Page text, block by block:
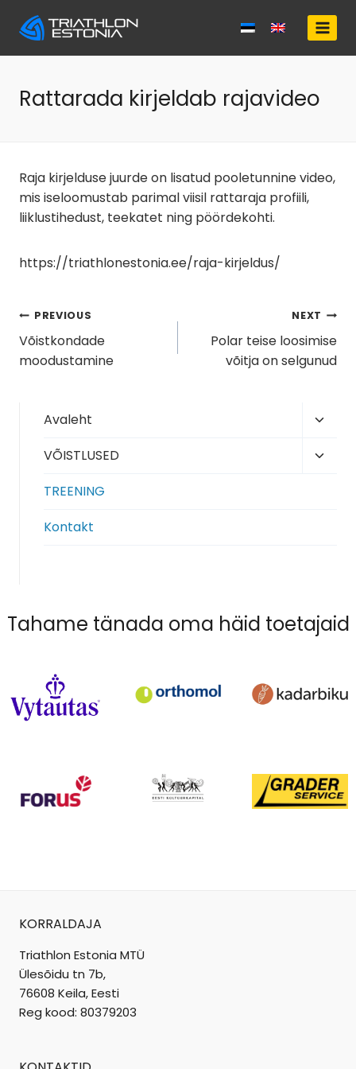
Rattarada kirjeldab rajavideo
Raja kirjelduse juurde on lisatud pooletunnine video,
mis iseloomustab parimal viisil rattaraja profiili,
liiklustihedust, teekatet ning pöördekohti.
https://triathlonestonia.ee/raja-kirjeldus/
Navigeerimine
PREVIOUS
Võistkondade
moodustamine
NEXT
Polar teise loosimise
võitja on selgunud
Avaleht
menu
VÕISTLUSED
TREENING
Kontakt
Tahame tänada oma häid toetajaid
KORRALDAJA
Triathlon Estonia MTÜ
Ülesõidu tn 7b,
76608 Keila, Eesti
Reg kood: 80379203